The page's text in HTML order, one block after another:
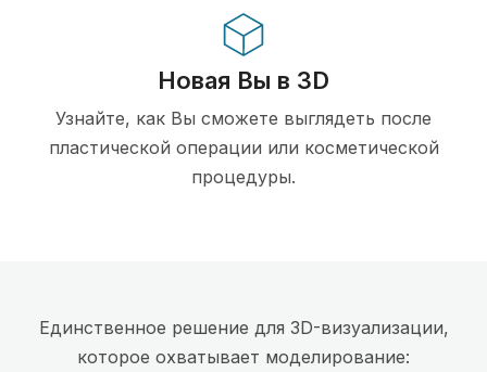
Новая Вы в 3D
Узнайте, как Вы сможете выглядеть после
пластической операции или косметической
процедуры.
Единственное решение для 3D-визуализации,
которое охватывает моделирование: